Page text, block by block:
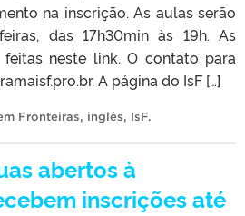
na inscrição. As aulas serão
das 17h30min às 19h. As
neste link. O contato para
A página do IsF […]
Fronteiras, inglês, IsF.
abertos à
inscrições até